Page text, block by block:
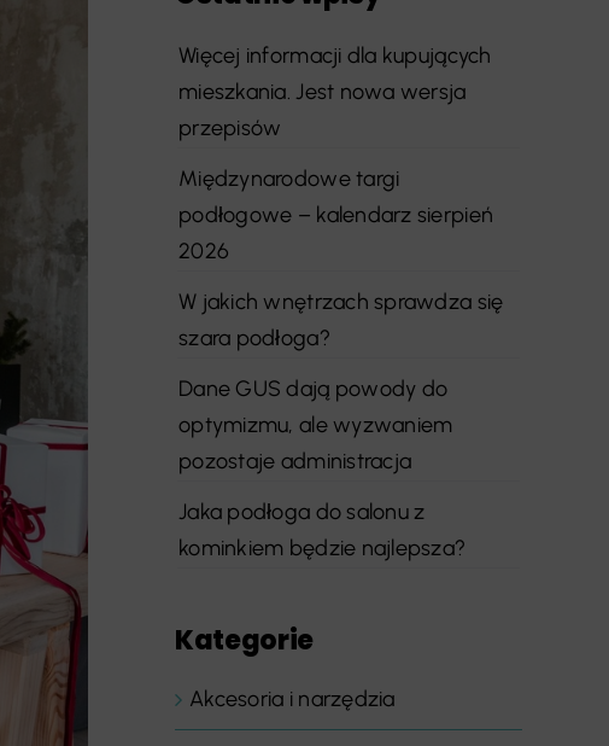
Więcej informacji dla kupujących
mieszkania. Jest nowa wersja
przepisów
Międzynarodowe targi
podłogowe – kalendarz sierpień
2026
W jakich wnętrzach sprawdza się
szara podłoga?
Dane GUS dają powody do
optymizmu, ale wyzwaniem
pozostaje administracja
Jaka podłoga do salonu z
kominkiem będzie najlepsza?
Kategorie
Akcesoria i narzędzia